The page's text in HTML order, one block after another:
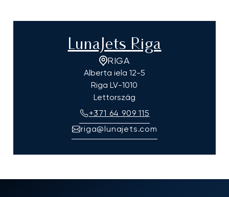
LunaJets Riga
RIGA
Alberta iela 12-5
Riga LV-1010
Lettország
+371 64 909 115
riga@lunajets.com